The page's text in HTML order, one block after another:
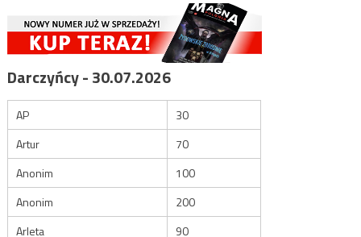
Darczyńcy - 30.07.2026
AP
30
Artur
70
Anonim
100
Anonim
200
Arleta
90